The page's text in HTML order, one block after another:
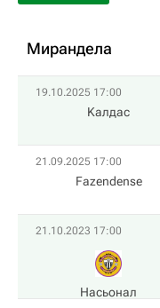
Мирандела
19.10.2025 17:00
Kалдас
21.09.2025 17:00
Fazendense
21.10.2023 17:00
Насьонал